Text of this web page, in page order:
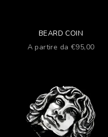
BEARD COIN
Prezzo scontato
A partire da €95,00